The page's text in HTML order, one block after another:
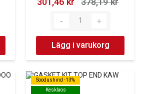
Lägg i varukorg
Soodushind -13%
Kesklaos
Soodushind -13%
Kesklaos